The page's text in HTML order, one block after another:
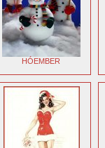
HÓEMBER